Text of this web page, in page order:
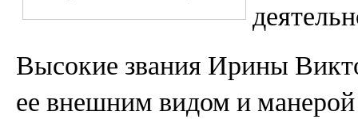
Высокие звания Ирины
ее внешним видом и